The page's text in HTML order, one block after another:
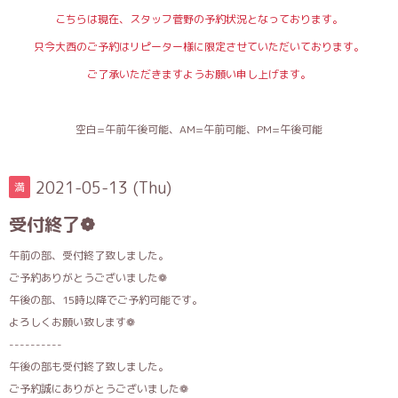
こちらは現在、スタッフ菅野の予約状況となっております。
只今大西のご予約はリピーター様に限定させていただいております。
ご了承いただきますようお願い申し上げます。
空白=午前午後可能、AM=午前可能、PM=午後可能
満 2021-05-13 (Thu)
受付終了❁
午前の部、受付終了致しました。
ご予約ありがとうございました❁
午後の部、15時以降でご予約可能です。
よろしくお願い致します❁
----------
午後の部も受付終了致しました。
ご予約誠にありがとうございました❁